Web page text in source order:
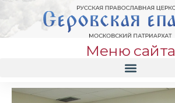
Меню сайта